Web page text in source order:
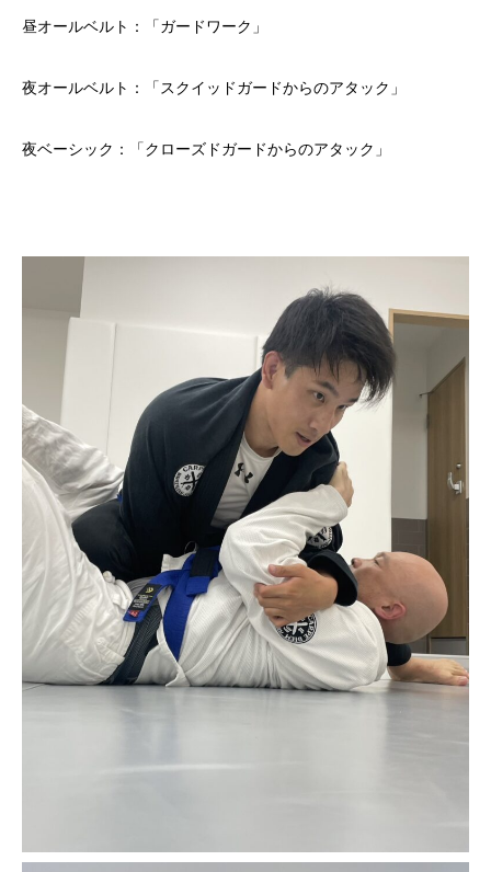
昼オールベルト：「ガードワーク」
夜オールベルト：「スクイッドガードからのアタック」
夜ベーシック：「クローズドガードからのアタック」